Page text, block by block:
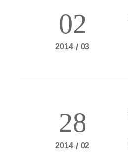
02
2014 / 03
28
2014 / 02